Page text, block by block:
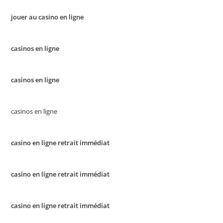
jouer au casino en ligne
casinos en ligne
casinos en ligne
casinos en ligne
casino en ligne retrait immédiat
casino en ligne retrait immédiat
casino en ligne retrait immédiat